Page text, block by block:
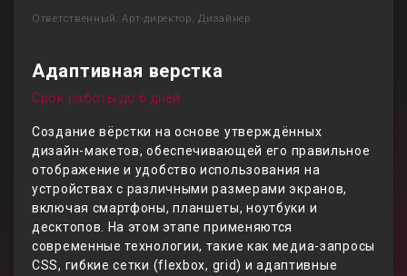
Ответственный: Арт-директор, Дизайнер
Адаптивная верстка
Срок работы до 6 дней
Создание вёрстки на основе утверждённых
дизайн-макетов, обеспечивающей его правильное
отображение и удобство использования на
устройствах с различными размерами экранов,
включая смартфоны, планшеты, ноутбуки и
десктопов. На этом этапе применяются
современные технологии, такие как медиа-запросы
CSS, гибкие сетки (flexbox, grid) и адаптивные